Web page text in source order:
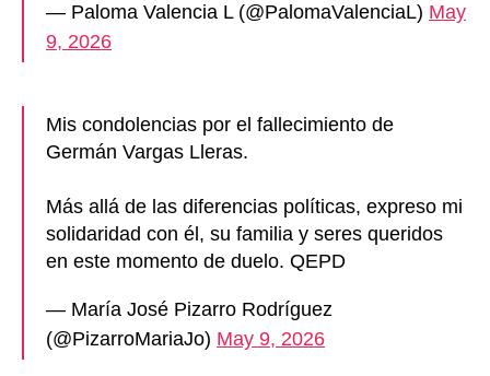
— Paloma Valencia L (@PalomaValenciaL) May
9, 2026
Mis condolencias por el fallecimiento de
Germán Vargas Lleras.
Más allá de las diferencias políticas, expreso mi
solidaridad con él, su familia y seres queridos
en este momento de duelo. QEPD
— María José Pizarro Rodríguez
(@PizarroMariaJo) May 9, 2026